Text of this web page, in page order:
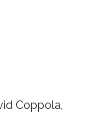
Coppola,